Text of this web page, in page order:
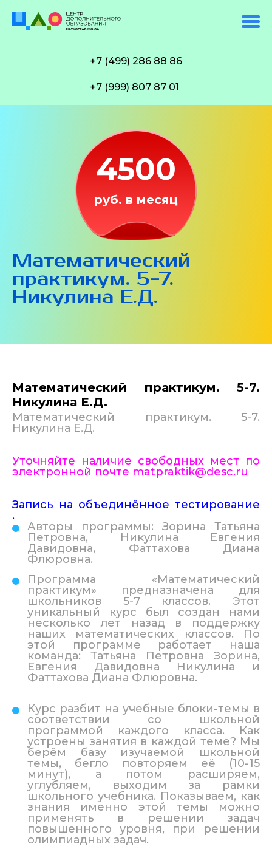
+7 (499) 286 88 86
+7 (999) 807 87 01
Математический
практикум. 5-7.
Никулина Е.Д.
4500
руб. в месяц
Математический практикум. 5-7.
Никулина Е.Д.
Математический практикум. 5-7.
Никулина Е.Д.
Уточняйте наличие свободных мест по
электронной почте matрraktik@desc.ru
Запись на объединённое тестирование
.
Авторы программы: Зорина Татьяна
Петровна, Никулина Евгения
Давидовна, Фаттахова Диана
Флюровна.
Программа «Математический
практикум» предназначена для
школьников 5-7 классов. Этот
уникальный курс был создан нами
несколько лет назад в поддержку
наших математических классов. По
этой программе работает наша
команда: Татьяна Петровна Зорина,
Евгения Давидовна Никулина и
Фаттахова Диана Флюровна.
Курс разбит на учебные блоки-темы в
соответствии со школьной
программой каждого класса. Как
устроены занятия в каждой теме? Мы
берём базу изучаемой школьной
темы, бегло повторяем её (10-15
минут), а потом расширяем,
углубляем, выходим за рамки
школьного учебника. Показываем, как
знания именно этой темы можно
применять в решении задач
повышенного уровня, при решении
олимпиадных задач.